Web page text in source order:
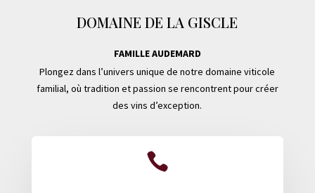
DOMAINE DE LA GISCLE
FAMILLE AUDEMARD
Plongez dans l’univers unique de notre domaine viticole
familial, où tradition et passion se rencontrent pour créer
des vins d’exception.
